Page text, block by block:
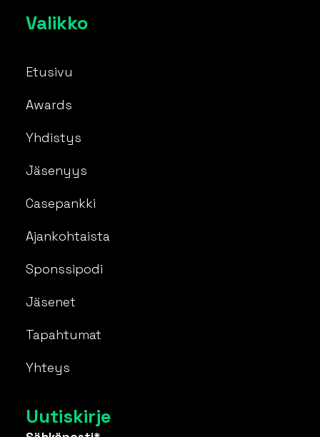
Valikko
Etusivu
Awards
Yhdistys
Jäsenyys
Casepankki
Ajankohtaista
Sponssipodi
Jäsenet
Tapahtumat
Yhteys
Uutiskirje